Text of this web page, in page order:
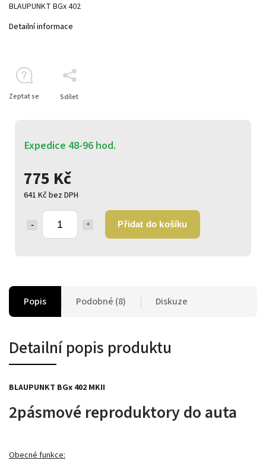
775 Kč
641 Kč bez DPH
Přidat do košíku
Expedice 48-96 hod.
BLAUPUNKT BGx 402
Detailní informace
Zeptat se Sdílet
Popis Podobné (8) Diskuze
Detailní popis produktu
BLAUPUNKT BGx 402 MKII
2pásmové reproduktory do auta
Obecné funkce: